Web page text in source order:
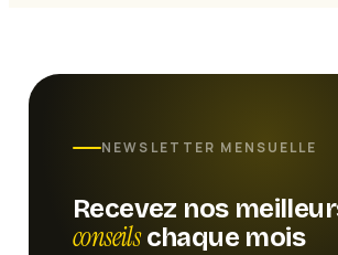
NEWSLETTER MENSUELLE
Recevez nos
conseilschaque mois